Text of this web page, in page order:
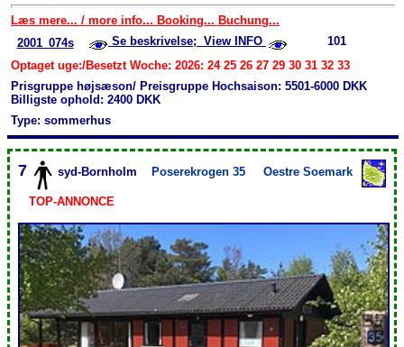
Læs mere... / more info... Booking... Buchung...
2001_074s
Se beskrivelse; View INFO
101
Optaget uge:/Besetzt Woche: 2026: 24 25 26 27 29 30 31 32 33
Prisgruppe højsæson/ Preisgruppe Hochsaison: 5501-6000 DKK
Billigste ophold: 2400 DKK
Type: sommerhus
7 syd-Bornholm Poserekrogen 35 Oestre Soemark
TOP-ANNONCE